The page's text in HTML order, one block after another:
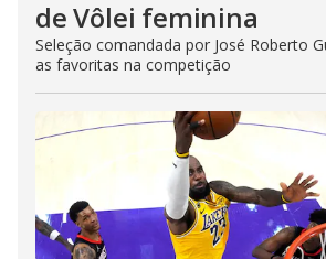
de Vôlei feminina
Seleção comandada por José Roberto
as favoritas na competição